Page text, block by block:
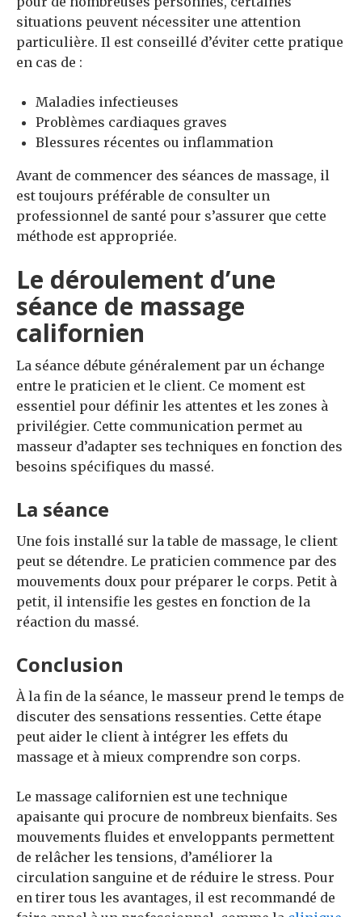
situations peuvent nécessiter une attention
particulière. Il est conseillé d’éviter cette pratique
en cas de :
Maladies infectieuses
Problèmes cardiaques graves
Blessures récentes ou inflammation
Avant de commencer des séances de massage, il
est toujours préférable de consulter un
professionnel de santé pour s’assurer que cette
méthode est appropriée.
Le déroulement d’une
séance de massage
californien
La séance débute généralement par un échange
entre le praticien et le client. Ce moment est
essentiel pour définir les attentes et les zones à
privilégier. Cette communication permet au
masseur d’adapter ses techniques en fonction des
besoins spécifiques du massé.
La séance
Une fois installé sur la table de massage, le client
peut se détendre. Le praticien commence par des
mouvements doux pour préparer le corps. Petit à
petit, il intensifie les gestes en fonction de la
réaction du massé.
Conclusion
À la fin de la séance, le masseur prend le temps de
discuter des sensations ressenties. Cette étape
peut aider le client à intégrer les effets du
massage et à mieux comprendre son corps.
Le massage californien est une technique
apaisante qui procure de nombreux bienfaits. Ses
mouvements fluides et enveloppants permettent
de relâcher les tensions, d’améliorer la
circulation sanguine et de réduire le stress. Pour
en tirer tous les avantages, il est recommandé de